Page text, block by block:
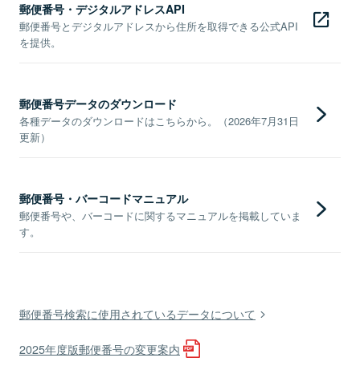
郵便番号・デジタルアドレスAPI
郵便番号とデジタルアドレスから住所を取得できる公式API
を提供。
郵便番号データのダウンロード
各種データのダウンロードはこちらから。（2026年7月31日
更新）
郵便番号・バーコードマニュアル
郵便番号や、バーコードに関するマニュアルを掲載していま
す。
郵便番号検索に使用されているデータについて
2025年度版郵便番号の変更案内